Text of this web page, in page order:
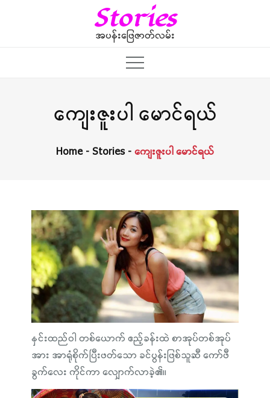
Stories
အပန်းဖြေဇာတ်လမ်း
ကျေးဇူးပါ မောင်ရယ်
Home Stories ကျေးဇူးပါ မောင်ရယ်
နှင်းထည်ဝါ တစ်ယောက် ဧည့်ခန်းထဲ စာအုပ်တစ်အုပ်
အား အာရုံစိုက်ပြီးဖတ်သော ခင်ပွန်းဖြစ်သူဆီ ကော်ဖီ
ခွက်လေး ကိုင်ကာ လျှောက်လာခဲ့၏။